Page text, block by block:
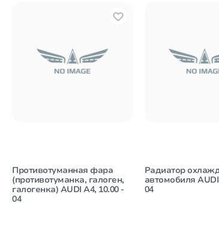
Противотуманная фара
(противотуманка, галоген,
галогенка) AUDI A4, 10.00 -
04
Радиатор
автомобиля
04